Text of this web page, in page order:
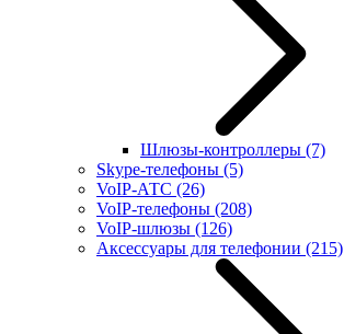
Шлюзы-контроллеры (7)
Skype-телефоны (5)
VoIP-АТС (26)
VoIP-телефоны (208)
VoIP-шлюзы (126)
Аксессуары для телефонии (215)